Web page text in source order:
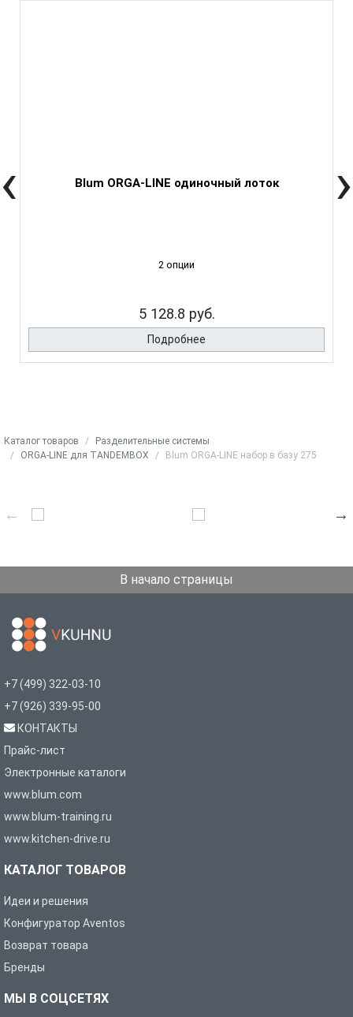
Blum ORGA-LINE одиночный лоток
2 опции
5 128.8 руб.
Подробнее
‹ ›
Каталог товаров
Разделительные системы
ORGA-LINE для TANDEMBOX
Blum ORGA-LINE набор в базу 275
В начало страницы
+7 (499) 322-03-10
+7 (926) 339-95-00
КОНТАКТЫ
Прайс-лист
Электронные каталоги
www.blum.com
www.blum-training.ru
www.kitchen-drive.ru
КАТАЛОГ ТОВАРОВ
Идеи и решения
Конфигуратор Aventos
Возврат товара
Бренды
МЫ В СОЦСЕТЯХ